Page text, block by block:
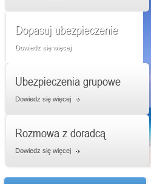
Dopasuj ubezpieczenie
Dowiedz się więcej
Ubezpieczenia grupowe
Dowiedz się więcej
Rozmowa z doradcą
Dowiedz się więcej